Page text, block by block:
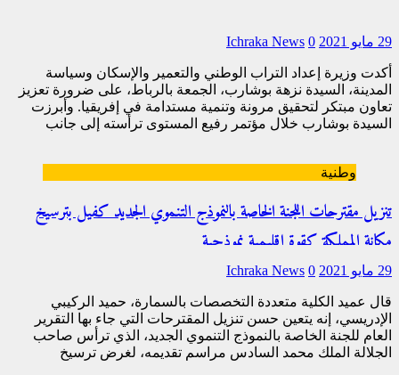
29 مايو 2021 Ichraka News 0
أكدت وزيرة إعداد التراب الوطني والتعمير والإسكان وسياسة
المدينة، السيدة نزهة بوشارب، الجمعة بالرباط، على ضرورة تعزيز
تعاون مبتكر لتحقيق مرونة وتنمية مستدامة في إفريقيا. وأبرزت
السيدة بوشارب خلال مؤتمر رفيع المستوى ترأسته إلى جانب
وطنية
تنزيل مقترحات اللجنة الخاصة بالنموذج التنموي الجديد كفيل بترسيخ
مكانة المملكة كقوة إقليمية نموذجية
29 مايو 2021 Ichraka News 0
قال عميد الكلية متعددة التخصصات بالسمارة، حميد الركيبي
الإدريسي، إنه يتعين حسن تنزيل المقترحات التي جاء بها التقرير
العام للجنة الخاصة بالنموذج التنموي الجديد، الذي ترأس صاحب
الجلالة الملك محمد السادس مراسم تقديمه، لغرض ترسيخ